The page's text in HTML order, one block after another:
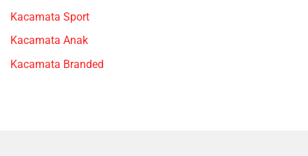
Kacamata Sport
Kacamata Anak
Kacamata Branded